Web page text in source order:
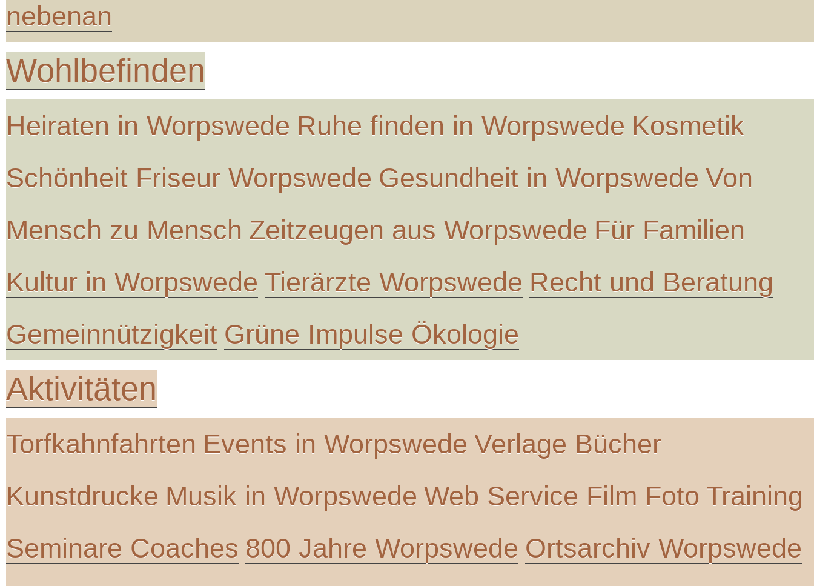
nebenan
Wohlbefinden
Heiraten in Worpswede Ruhe finden in Worpswede Kosmetik
Schönheit Friseur Worpswede Gesundheit in Worpswede Von
Mensch zu Mensch Zeitzeugen aus Worpswede Für Familien
Kultur in Worpswede Tierärzte Worpswede Recht und Beratung
Gemeinnützigkeit Grüne Impulse Ökologie
Aktivitäten
Torfkahnfahrten Events in Worpswede Verlage Bücher
Kunstdrucke Musik in Worpswede Web Service Film Foto Training
Seminare Coaches 800 Jahre Worpswede Ortsarchiv Worpswede